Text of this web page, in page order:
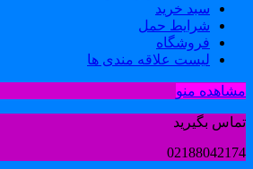
سبد خرید
شرایط حمل
فروشگاه
لیست علاقه مندی ها
مشاهده منو
تماس بگیرید
02188042174